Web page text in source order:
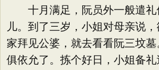
十月满足，阮员外一般遣礼
儿。到了三岁，小姐对母亲说
家拜见公婆，就去看看阮三坟墓
俱依允了。拣个好日，小姐备